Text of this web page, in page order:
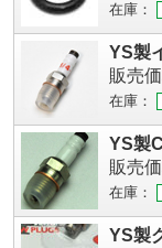
在庫：
YS製
販売
在庫：
YS製
販売
在庫：
YS製